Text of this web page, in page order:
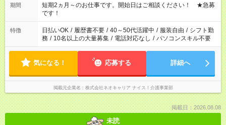
週最低15時間以上の勤務が必要です
期間
短期2ヵ月～のお仕事です。開始日はご相談ください！ ★急募
です！
特徴 日払いOK / 履歴書不要 / 40～50代活躍中 / 服装自由 / シフト勤
務 / 10名以上の大量募集 / 電話対応なし / パソコンスキル不要
気になる！ 応募する 詳細へ
掲載元企業名 株式会社ネオキャリア ナイス！介護事業部
掲載日：2026.08.08
未読